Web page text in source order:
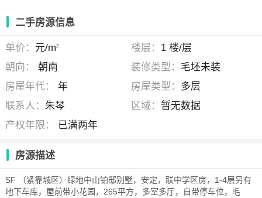
二手房源信息
单价： 元/m2 楼层： 1 楼/层
朝向：
朝南 装修类型： 毛坯未装
房屋年代：
年 房屋类型： 多层
联系人：朱琴 区域： 暂无数据
产权年限：
已满两年
房源描述
SF （紧靠城区）绿地中山铂邸别墅，安定，联中学区房，1-4层另有
地下车库，屋前带小花园，265平方，多室多厅，自带停车位，毛